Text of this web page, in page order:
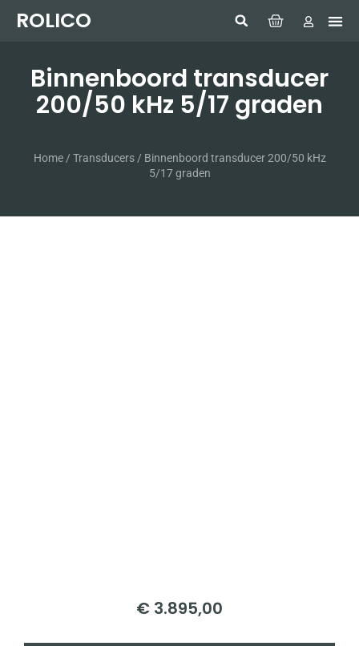
ROLICO
Binnenboord transducer
200/50 kHz 5/17 graden
Home/ Transducers/ Binnenboord transducer 200/50 kHz
5/17 graden
€ 3.895,00